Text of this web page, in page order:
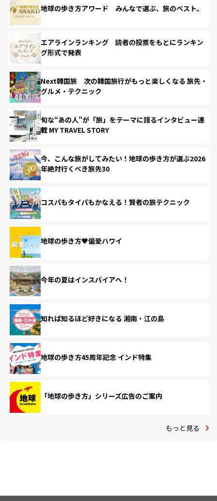
地球の歩き方アワード みんなで選ぶ、旅のベスト。
エアラインランキング 読者の投票をもとにランキン
グ形式で発表
Next韓国旅 次の韓国旅行がもっと楽しくなる 旅先・
グルメ・テクニック
旬な“あの人”が「旅」をテーマに語るインタビュー連
載 MY TRAVEL STORY
今、こんな旅がしてみたい！地球の歩き方が選ぶ2026
年絶対行くべき旅先30
コスパもタイパもかなえる！賢者の旅テクニック
地球の歩き方♥偏愛ハワイ
今年の夏はインスパイアへ！
知れば知るほど好きになる 湘南・江の島
地球の歩き方45周年記念 インド特集
「地球の歩き方」シリーズ広告のご案内
もっと見る